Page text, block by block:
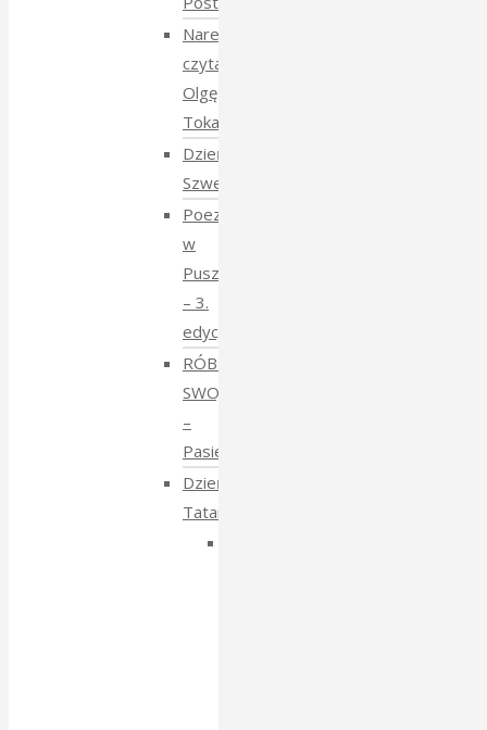
Narewka
czyta
Olgę
Tokarczuk
Dzień
Szwedzki
Poezja
w
Puszczy
– 3.
edycja
RÓBMY
SWOJE
–
Pasieki
Dzień
Tatarski